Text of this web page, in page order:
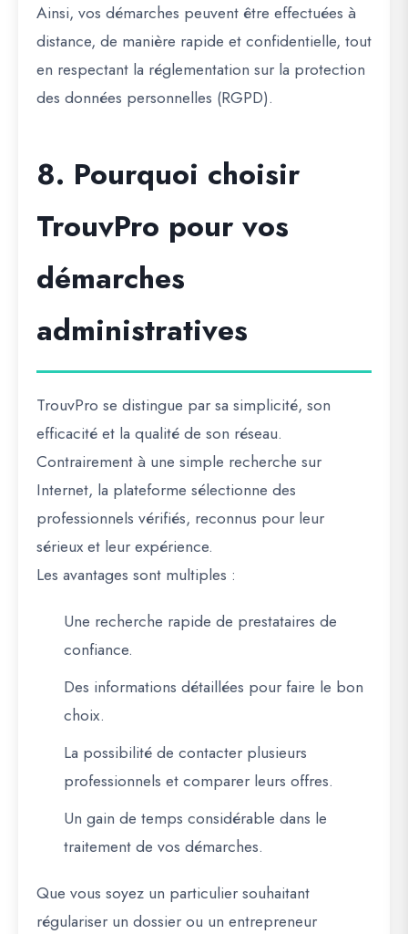
Ainsi, vos démarches peuvent être effectuées à
distance, de manière rapide et confidentielle, tout
en respectant la réglementation sur la protection
des données personnelles (RGPD).
8. Pourquoi choisir
TrouvPro pour vos
démarches
administratives
TrouvPro se distingue par sa simplicité, son
efficacité et la qualité de son réseau.
Contrairement à une simple recherche sur
Internet, la plateforme sélectionne des
professionnels vérifiés, reconnus pour leur
sérieux et leur expérience.
Les avantages sont multiples :
Une recherche rapide de prestataires de
confiance.
Des informations détaillées pour faire le bon
choix.
La possibilité de contacter plusieurs
professionnels et comparer leurs offres.
Un gain de temps considérable dans le
traitement de vos démarches.
Que vous soyez un particulier souhaitant
régulariser un dossier ou un entrepreneur